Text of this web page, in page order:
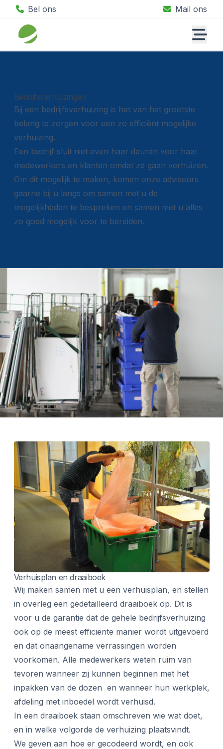
Bel ons Mail ons
Bedrijfsverhuizingen
Bij een bedrijfsverhuizing is het van het grootste
belang te zorgen voor een zo efficiënt mogelijke
verhuizing.
Een bedrijf sluit niet even haar deuren voor haar
medewerkers en klanten omdat ze gaan verhuizen.
Om dit mogelijk te maken, komen onze adviseurs
gaarne bij u langs om samen met u de
mogelijkheden te bespreken en samen met u alles
zo goed mogelijk voor te bereiden.
Verhuisplan en draaiboek
Wij maken samen met u een verhuisplan, en stellen
in overleg een gedetailleerd draaiboek op. Dit is
voor u de garantie dat de gehele bedrijfsverhuizing
ook op de meest efficiënte manier wordt uitgevoerd
en dat onaangename verrassingen worden
voorkomen. Alle medewerkers weten ruim van
tevoren wanneer zij kunnen beginnen met het
inpakken van de dozen en wanneer hun werkplek,
afdeling met inboedel wordt verhuisd.
In een draaiboek staan omschreven wie wat doet,
en in welke volgorde de verhuizing plaatsvindt.
We geven aan hoe er gecodeerd wordt, en ook